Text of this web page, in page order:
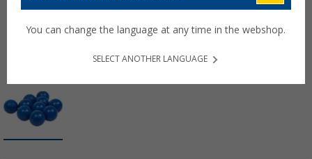
You can change the language at any time in the webshop.
SELECT ANOTHER LANGUAGE